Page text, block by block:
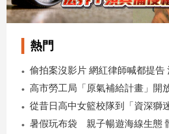
寵
物
Pet
專
區
熱門
暑假玩布袋 親子暢遊海線生態